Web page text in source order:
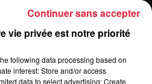
infos sur la venue du
Metz en septembre
vie privée est notre priorité
following data processing based on
interest: Store and/or access
data to select advertising; Create
Continuer sans accepter